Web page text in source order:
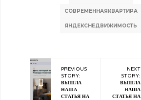
СОВРЕМЕННАЯКВАРТИРА
ЯНДЕКСНЕДВИЖИМОСТЬ
PREVIOUS
STORY:
ВЫШЛА
НАША
СТАТЬЯ НА
NEXT
STORY:
ВЫШЛА
НАША
СТАТЬЯ НА